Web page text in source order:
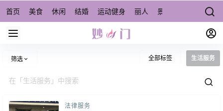
首页 美食 休闲 结婚 运动健身 丽人 景点/周边游 宠物
筛选 全部标签 生活服务
法律服务